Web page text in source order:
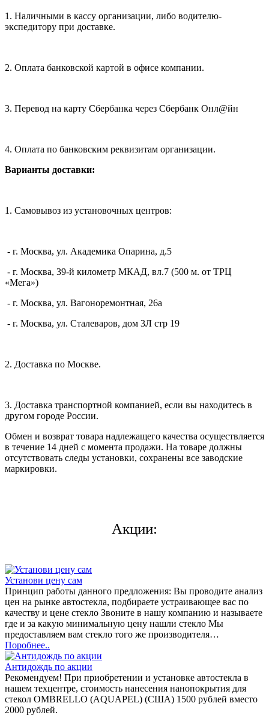
1. Наличными в кассу организации, либо водителю-
экспедитору при доставке.
2. Оплата банковской картой в офисе компании.
3. Перевод на карту Сбербанка через Сбербанк Онл@йн
4. Оплата по банковским реквизитам организации.
Варианты доставки:
1. Самовывоз из установочных центров:
- г. Москва, ул. Академика Опарина, д.5
- г. Москва, 39-й километр МКАД, вл.7 (500 м. от ТРЦ
«Мега»)
- г. Москва, ул. Вагоноремонтная, 26а
- г. Москва, ул. Сталеваров, дом 3Л стр 19
2. Доставка по Москве.
3. Доставка транспортной компанией, если вы находитесь в
другом городе России.
Обмен и возврат товара надлежащего качества осуществляется
в течение 14 дней с момента продажи. На товаре должны
отсутствовать следы установки, сохранены все заводские
маркировки.
Акции:
Установи цену сам
Принцип работы данного предложения: Вы проводите анализ
цен на рынке автостекла, подбираете устраивающее вас по
качеству и цене стекло Звоните в нашу компанию и называете
где и за какую минимальную цену нашли стекло Мы
предоставляем вам стекло того же производителя…
Поробнее..
Антидождь по акции
Рекомендуем! При приобретении и установке автостекла в
нашем техцентре, стоимость нанесения нанопокрытия для
стекол OMBRELLO (AQUAPEL) (США) 1500 рублей вместо
2000 рублей.